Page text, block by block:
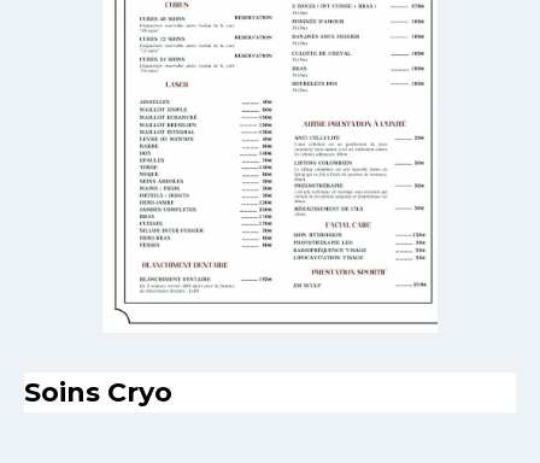
Soins Cryo